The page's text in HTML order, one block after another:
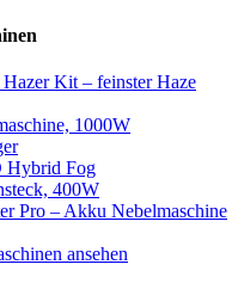
Hazer Kit – feinster Haze
1000W
Hybrid Fog
400W
Pro – Akku Nebelmaschine
ansehen